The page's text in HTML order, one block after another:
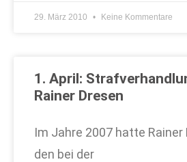
29. März 2010 Keine Kommentare
1. April:
Rainer Dresen
Im Jahre 2007 hatte Rainer
den bei der